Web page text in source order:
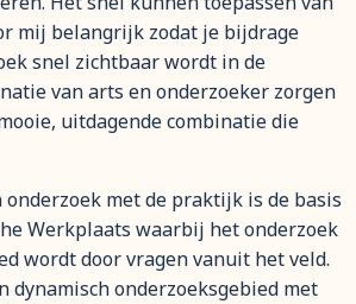
mij belangrijk zodat je bijdrage
snel zichtbaar wordt in de
van arts en onderzoeker zorgen
uitdagende combinatie die
met de praktijk is de basis
Werkplaats waarbij het onderzoek
wordt door vragen vanuit het veld.
dynamisch onderzoeksgebied met